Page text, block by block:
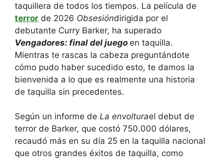
taquillera de todos los tiempos. La película de
terror de 2026 Obsesióndirigida por el
debutante Curry Barker, ha superado
Vengadores: final del juego en taquilla.
Mientras te rascas la cabeza preguntándote
cómo pudo haber sucedido esto, te damos la
bienvenida a lo que es realmente una historia
de taquilla sin precedentes.
Según un informe de La envolturael debut de
terror de Barker, que costó 750.000 dólares,
recaudó más en su día 25 en la taquilla nacional
que otros grandes éxitos de taquilla, como